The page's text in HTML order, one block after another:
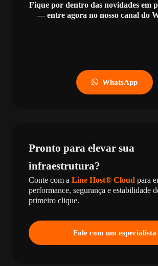
Fique por dentro das novidades em
— entre agora no nosso canal do
WhatsApp
Pronto para elevar sua
infraestrutura?
Conte com a Line Host® Cloud para
performance, segurança e estabilidade
primeiro clique.
Fale com um especialista